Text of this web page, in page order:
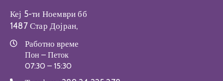
Кеј 5-ти Ноември бб
1487 Стар Дојран,
Работно време
Пон – Петок
07:30 – 15:30